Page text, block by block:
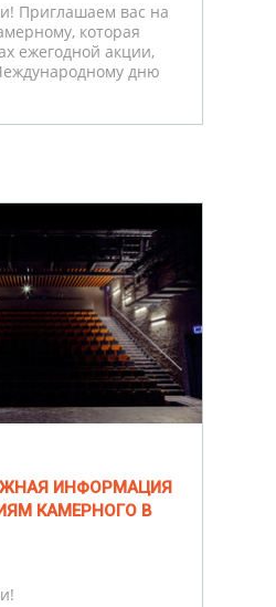
Приглашаем вас на
которая
ежегодной акции,
дню
ИНФОРМАЦИЯ
КАМЕРНОГО В